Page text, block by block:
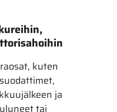
kuten
ja
tai